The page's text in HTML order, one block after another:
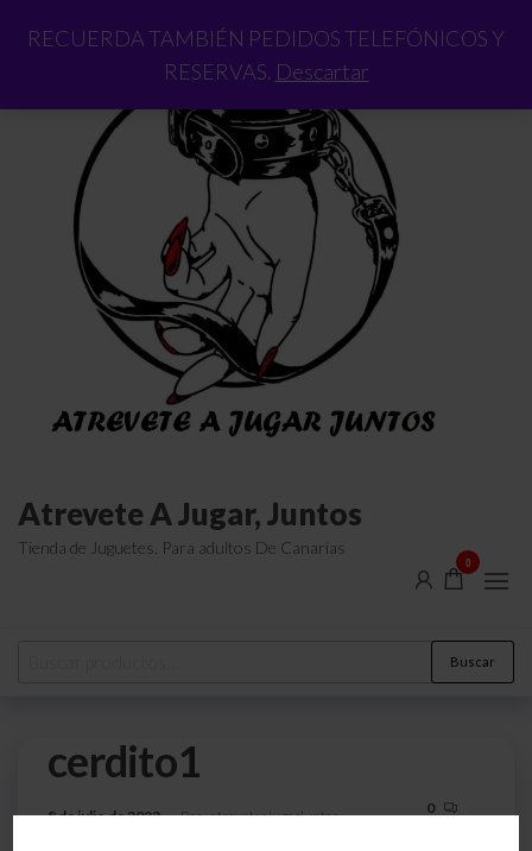
RECUERDA TAMBIÉN PEDIDOS TELEFÓNICOS Y
RESERVAS. Descartar
Atrevete A Jugar, Juntos
Tienda de Juguetes. Para adultos De Canarias
0
Buscar
cerdito1
8 de julio de 2023 Por atreveteajugarjuntos 0